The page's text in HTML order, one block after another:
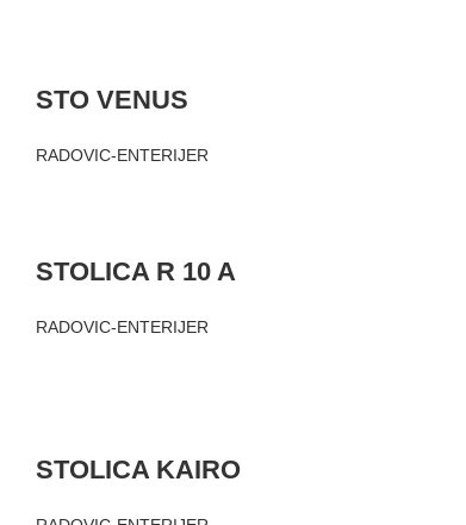
STO VENUS
RADOVIC-ENTERIJER
STOLICA R 10 A
RADOVIC-ENTERIJER
STOLICA KAIRO